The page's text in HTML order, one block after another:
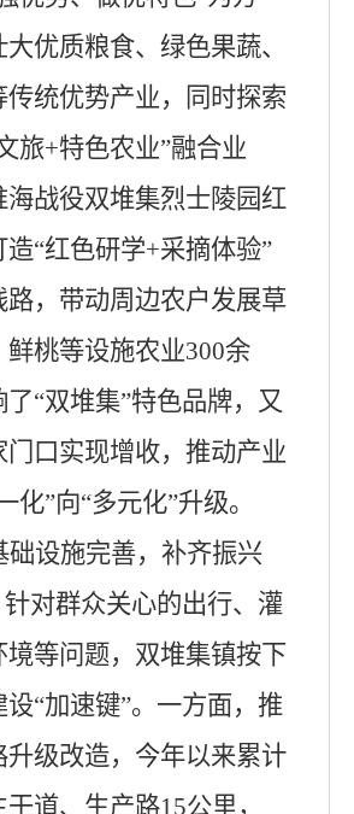
优质粮食、绿色果蔬、
传统优势产业，同时探索
旅+特色农业”融合业
海战役双堆集烈士陵园红
“红色研学+采摘体验”
路，带动周边农户发展草
鲜桃等设施农业300余
“双堆集”特色品牌，又
门口实现增收，推动产业
化”向“多元化”升级。
础设施完善，补齐振兴
针对群众关心的出行、灌
境等问题，双堆集镇按下
“加速键”。一方面，推
升级改造，今年以来累计
道、生产路15公里，